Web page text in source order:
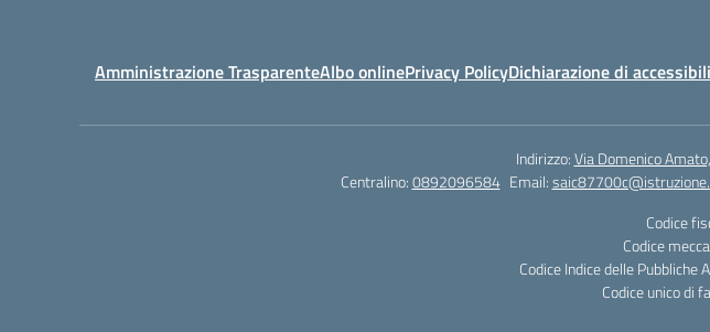
Amministrazione TrasparenteAlbo onlinePrivacy PolicyDichiarazione di
Indirizzo:Via Domenico
Centralino:0892096584 Email:
Codice
Codice
Codice Indice delle
Codice unico di